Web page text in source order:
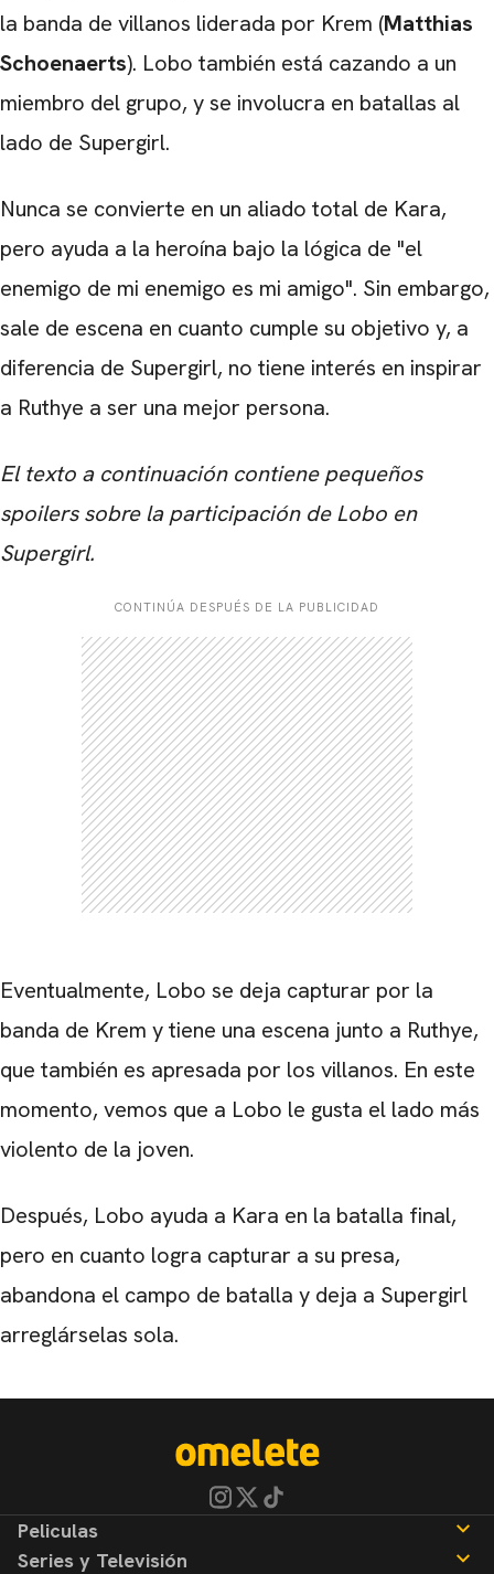
la banda de villanos liderada por Krem (Matthias
Schoenaerts). Lobo también está cazando a un
miembro del grupo, y se involucra en batallas al
lado de Supergirl.
Nunca se convierte en un aliado total de Kara,
pero ayuda a la heroína bajo la lógica de "el
enemigo de mi enemigo es mi amigo". Sin embargo,
sale de escena en cuanto cumple su objetivo y, a
diferencia de Supergirl, no tiene interés en inspirar
a Ruthye a ser una mejor persona.
El texto a continuación contiene pequeños
spoilers sobre la participación de Lobo en
Supergirl.
CONTINÚA DESPUÉS DE LA PUBLICIDAD
Eventualmente, Lobo se deja capturar por la
banda de Krem y tiene una escena junto a Ruthye,
que también es apresada por los villanos. En este
momento, vemos que a Lobo le gusta el lado más
violento de la joven.
Después, Lobo ayuda a Kara en la batalla final,
pero en cuanto logra capturar a su presa,
abandona el campo de batalla y deja a Supergirl
arreglárselas sola.
Peliculas
Series y Televisión